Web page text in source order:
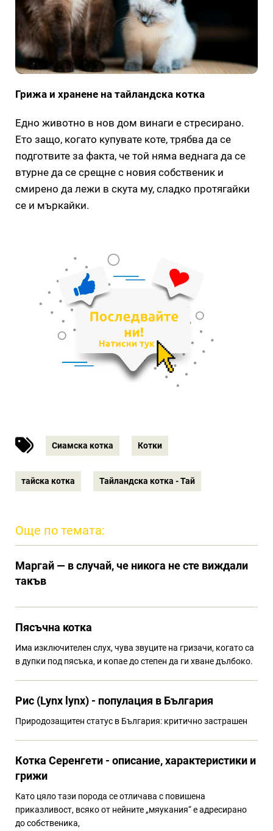
Грижа и хранене на тайландска котка
Едно животно в нов дом винаги е стресирано.
Ето защо, когато купувате коте, трябва да се
подготвите за факта, че той няма веднага да се
втурне да се срещне с новия собственик и
смирено да лежи в скута му, сладко протягайки
се и мъркайки.
Сиамска котка Котки
тайска котка Тайландска котка - Тай
Още по темата:
Маргай — в случай, че никога не сте виждали
такъв
Пясъчна котка
Има изключителен слух, чува звуците на гризачи, когато са
в дупки под пясъка, и копае до степен да ги хване дълбоко.
Рис (Lynx lynx) - популация в България
Природозащитен статус в България: критично застрашен
Котка Серенгети - описание, характеристики и
грижи
Като цяло тази порода се отличава с повишена
приказливост, всяко от нейните „мяукания“ е адресирано
до собственика,